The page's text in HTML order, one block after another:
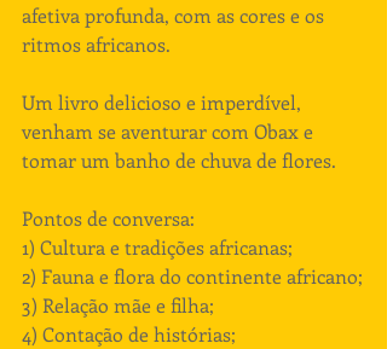
afetiva profunda, com as cores e os
ritmos africanos.
Um livro delicioso e imperdível,
venham se aventurar com Obax e
tomar um banho de chuva de flores.
Pontos de conversa:
1) Cultura e tradições africanas;
2) Fauna e flora do continente africano;
3) Relação mãe e filha;
4) Contação de histórias;